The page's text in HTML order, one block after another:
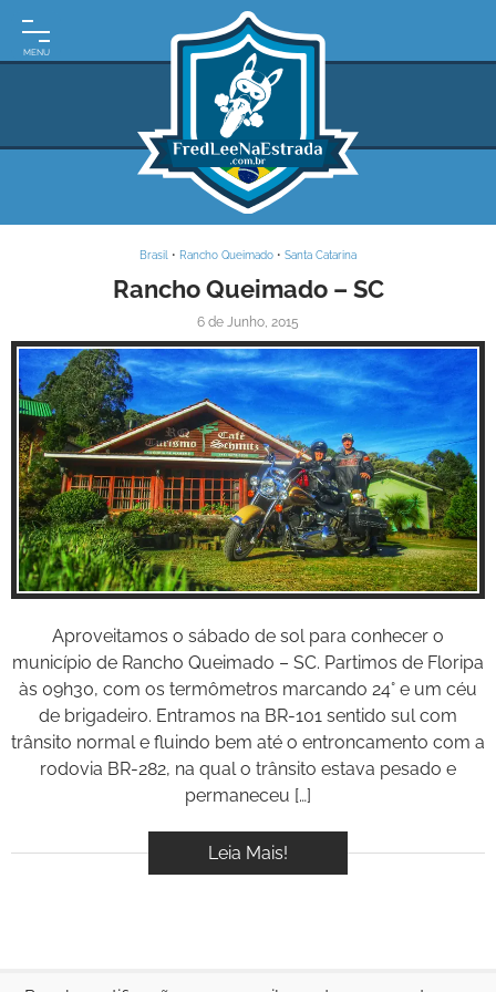
INÍCIO
FRASES
DE
VIAGEM
MAPAS
RODOVIÁRIOS
E-
BOOK
VÍDEOS
Brasil • Rancho Queimado • Santa Catarina
Rancho Queimado – SC
6 de Junho, 2015
Inspire-se!
Aproveitamos o sábado de sol para conhecer o
município de Rancho Queimado – SC. Partimos de Floripa
às 09h30, com os termômetros marcando 24° e um céu
de brigadeiro. Entramos na BR-101 sentido sul com
trânsito normal e fluindo bem até o entroncamento com a
rodovia BR-282, na qual o trânsito estava pesado e
permaneceu […]
Leia Mais!